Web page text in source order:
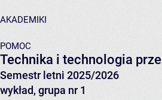
AKADEMIKI
POMOC
Technika i technologia
Semestr letni 2025/2026
wykład, grupa nr 1